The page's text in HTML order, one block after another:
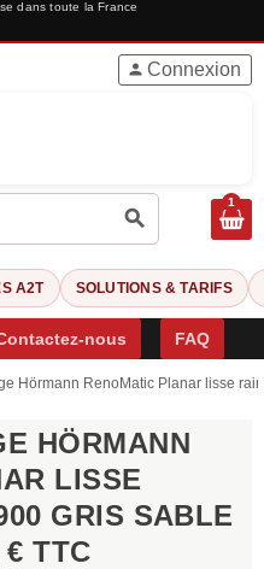
dans toute la France
search
person Connexion
1
A2T SOLUTIONS & TARIFS
nous FAQ
Hörmann RenoMatic Planar lisse
HÖRMANN
LISSE
GRIS SABLE
€ TTC